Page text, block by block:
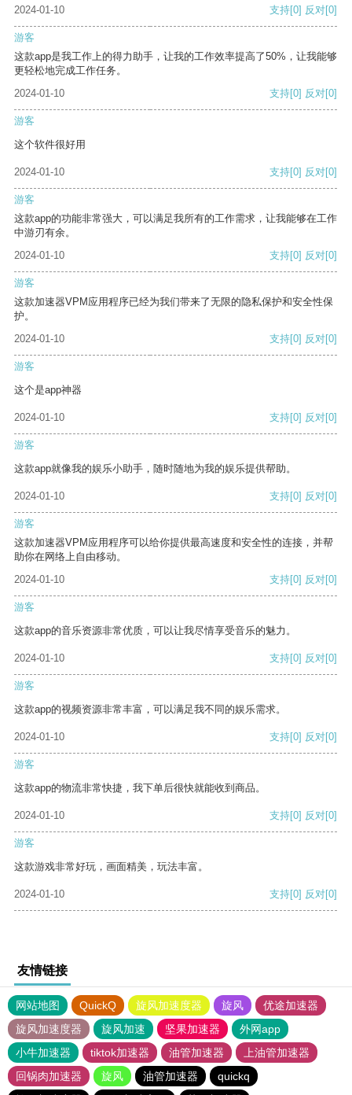
2024-01-10
支持[0] 反对[0]
游客
这款app是我工作上的得力助手，让我的工作效率提高了50%，让我能够
更轻松地完成工作任务。
2024-01-10
支持[0] 反对[0]
游客
这个软件很好用
2024-01-10 支持[0] 反对[0]
游客
这款app的功能非常强大，可以满足我所有的工作需求，让我能够在工作
中游刃有余。
2024-01-10
支持[0] 反对[0]
游客
这款加速器VPM应用程序已经为我们带来了无限的隐私保护和安全性保
护。
2024-01-10
支持[0] 反对[0]
游客
这个是app神器
2024-01-10 支持[0] 反对[0]
游客
这款app就像我的娱乐小助手，随时随地为我的娱乐提供帮助。
2024-01-10 支持[0] 反对[0]
游客
这款加速器VPM应用程序可以给你提供最高速度和安全性的连接，并帮
助你在网络上自由移动。
2024-01-10
支持[0] 反对[0]
游客
这款app的音乐资源非常优质，可以让我尽情享受音乐的魅力。
2024-01-10 支持[0] 反对[0]
游客
这款app的视频资源非常丰富，可以满足我不同的娱乐需求。
2024-01-10 支持[0] 反对[0]
游客
这款app的物流非常快捷，我下单后很快就能收到商品。
2024-01-10 支持[0] 反对[0]
游客
这款游戏非常好玩，画面精美，玩法丰富。
2024-01-10 支持[0] 反对[0]
友情链接
网站地图 QuickQ 旋风加速度器 旋风
优途加速器
旋风加速度器
旋风加速 坚果加速器
外网app
小牛加速器
tiktok加速器 油管加速器
上油管加速器
回锅肉加速器
旋风 油管加速器
quickq